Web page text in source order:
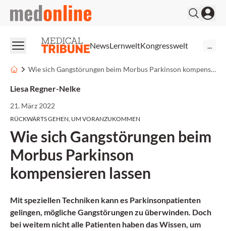
medonline
NewsLernweltKongresswelt
Wie sich Gangstörungen beim Morbus Parkinson kompensieren lassen
Liesa Regner-Nelke
21. März 2022
RÜCKWÄRTS GEHEN, UM VORANZUKOMMEN
Wie sich Gangstörungen beim
Morbus Parkinson
kompensieren lassen
Mit speziellen Techniken kann es Parkinsonpatienten
gelingen, mögliche Gangstörungen zu überwinden. Doch
bei weitem nicht alle Patienten haben das Wissen, um